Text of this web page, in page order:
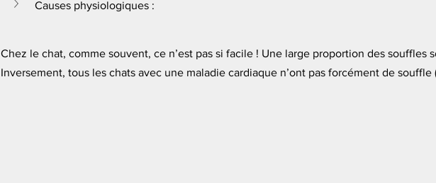
Causes physiologiques :
Chez le chat, comme souvent, ce n’est pas si facile ! Une large proportion des souffles
Inversement, tous les chats avec une maladie cardiaque n’ont pas forcément de souffle